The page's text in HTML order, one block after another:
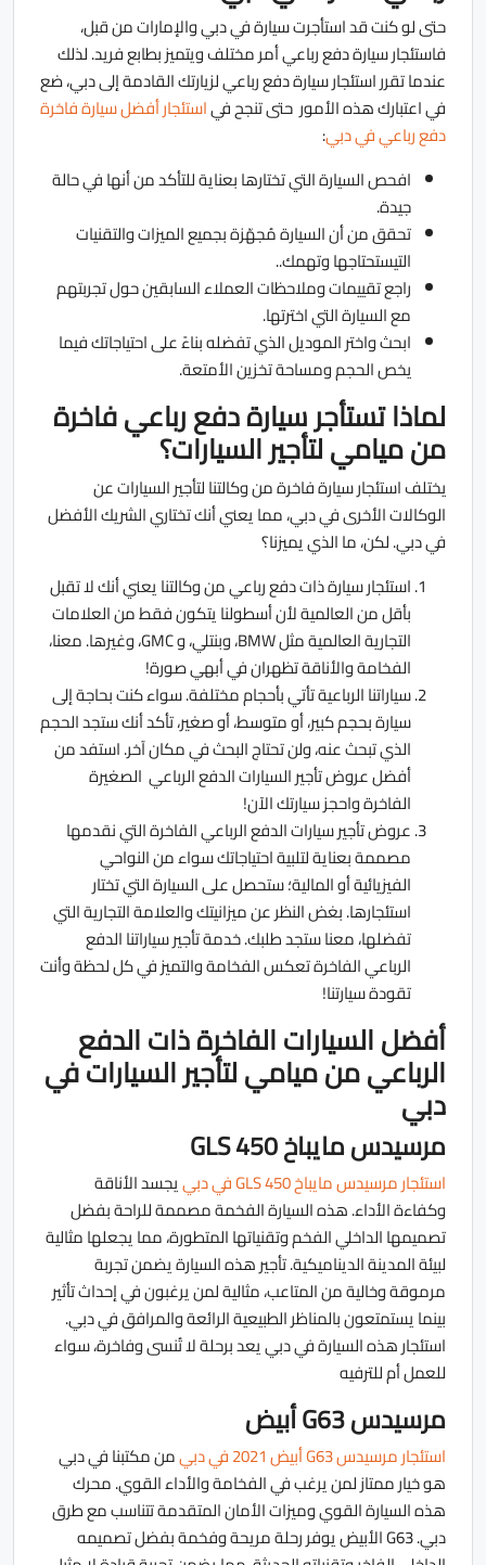
حتى لو كنت قد استأجرت سيارة في دبي والإمارات من قبل،
فاستئجار سيارة دفع رباعي أمر مختلف ويتميز بطابع فريد. لذلك
عندما تقرر استئجار سيارة دفع رباعي لزيارتك القادمة إلى دبي، ضع
في اعتبارك هذه الأمور حتى تنجح فياستئجار أفضل سيارة فاخرة
دفع رباعي في دبي:
افحص السيارة التي تختارها بعناية للتأكد من أنها في حالة
جيدة.
تحقق من أن السيارة مُجهّزة بجميع الميزات والتقنيات
التيستحتاجها وتهمك..
راجع تقييمات وملاحظات العملاء السابقين حول تجربتهم
مع السيارة التي اخترتها.
ابحث واختر الموديل الذي تفضله بناءً على احتياجاتك فيما
يخص الحجم ومساحة تخزين الأمتعة.
لماذا تستأجر سيارة دفع رباعي فاخرة
من ميامي لتأجير السيارات؟
يختلف استئجار سيارة فاخرة من وكالتنا لتأجير السيارات عن
الوكالات الأخرى في دبي، مما يعني أنك تختاري الشريك الأفضل
في دبي. لكن، ما الذي يميزنا؟
استئجار سيارة ذات دفع رباعي من وكالتنا يعني أنك لا تقبل
بأقل من العالمية لأن أسطولنا يتكون فقط من العلامات
التجارية العالمية مثل BMW، وبنتلي، و GMC، وغيرها. معنا،
الفخامة والأناقة تظهران في أبهي صورة!
سياراتنا الرباعية تأتي بأحجام مختلفة. سواء كنت بحاجة إلى
سيارة بحجم كبير، أو متوسط، أو صغير، تأكد أنك ستجد الحجم
الذي تبحث عنه، ولن تحتاج البحث في مكان آخر. استفد من
أفضل عروضتأجير السيارات الدفع الرباعي الصغيرة
الفاخرةواحجز سيارتك الآن!
عروض تأجير سيارات الدفع الرباعي الفاخرة التي نقدمها
مصممة بعناية لتلبية احتياجاتك سواء من النواحي
الفيزيائية أو المالية؛ ستحصل على السيارة التي تختار
استئجارها. بغض النظر عن ميزانيتك والعلامة التجارية التي
تفضلها، معنا ستجد طلبك. خدمةتأجير سياراتنا الدفع
الرباعي الفاخرةتعكس الفخامة والتميز في كل لحظة وأنت
تقودة سيارتنا!
أفضل السيارات الفاخرة ذات الدفع
الرباعي من ميامي لتأجير السيارات في
دبي
مرسيدس مايباخ GLS 450
استئجار مرسيدس مايباخ GLS 450 في دبي
يجسد الأناقة
وكفاءة الأداء. هذه السيارة الفخمة مصممة للراحة بفضل
تصميمها الداخلي الفخم وتقنياتها المتطورة، مما يجعلها مثالية
لبيئة المدينة الديناميكية. تأجير هذه السيارة يضمن تجربة
مرموقة وخالية من المتاعب، مثالية لمن يرغبون في إحداث تأثير
بينما يستمتعون بالمناظر الطبيعية الرائعة والمرافق في دبي.
استئجار هذه السيارة في دبي يعد برحلة لا تُنسى وفاخرة، سواء
للعمل أم للترفيه
مرسيدس G63 أبيض
استئجار مرسيدس G63 أبيض 2021 في دبي
من مكتبنا في دبي
هو خيار ممتاز لمن يرغب في الفخامة والأداء القوي. محرك
هذه السيارة القوي وميزات الأمان المتقدمة تتناسب مع طرق
دبي. G63 الأبيض يوفر رحلة مريحة وفخمة بفضل تصميمه